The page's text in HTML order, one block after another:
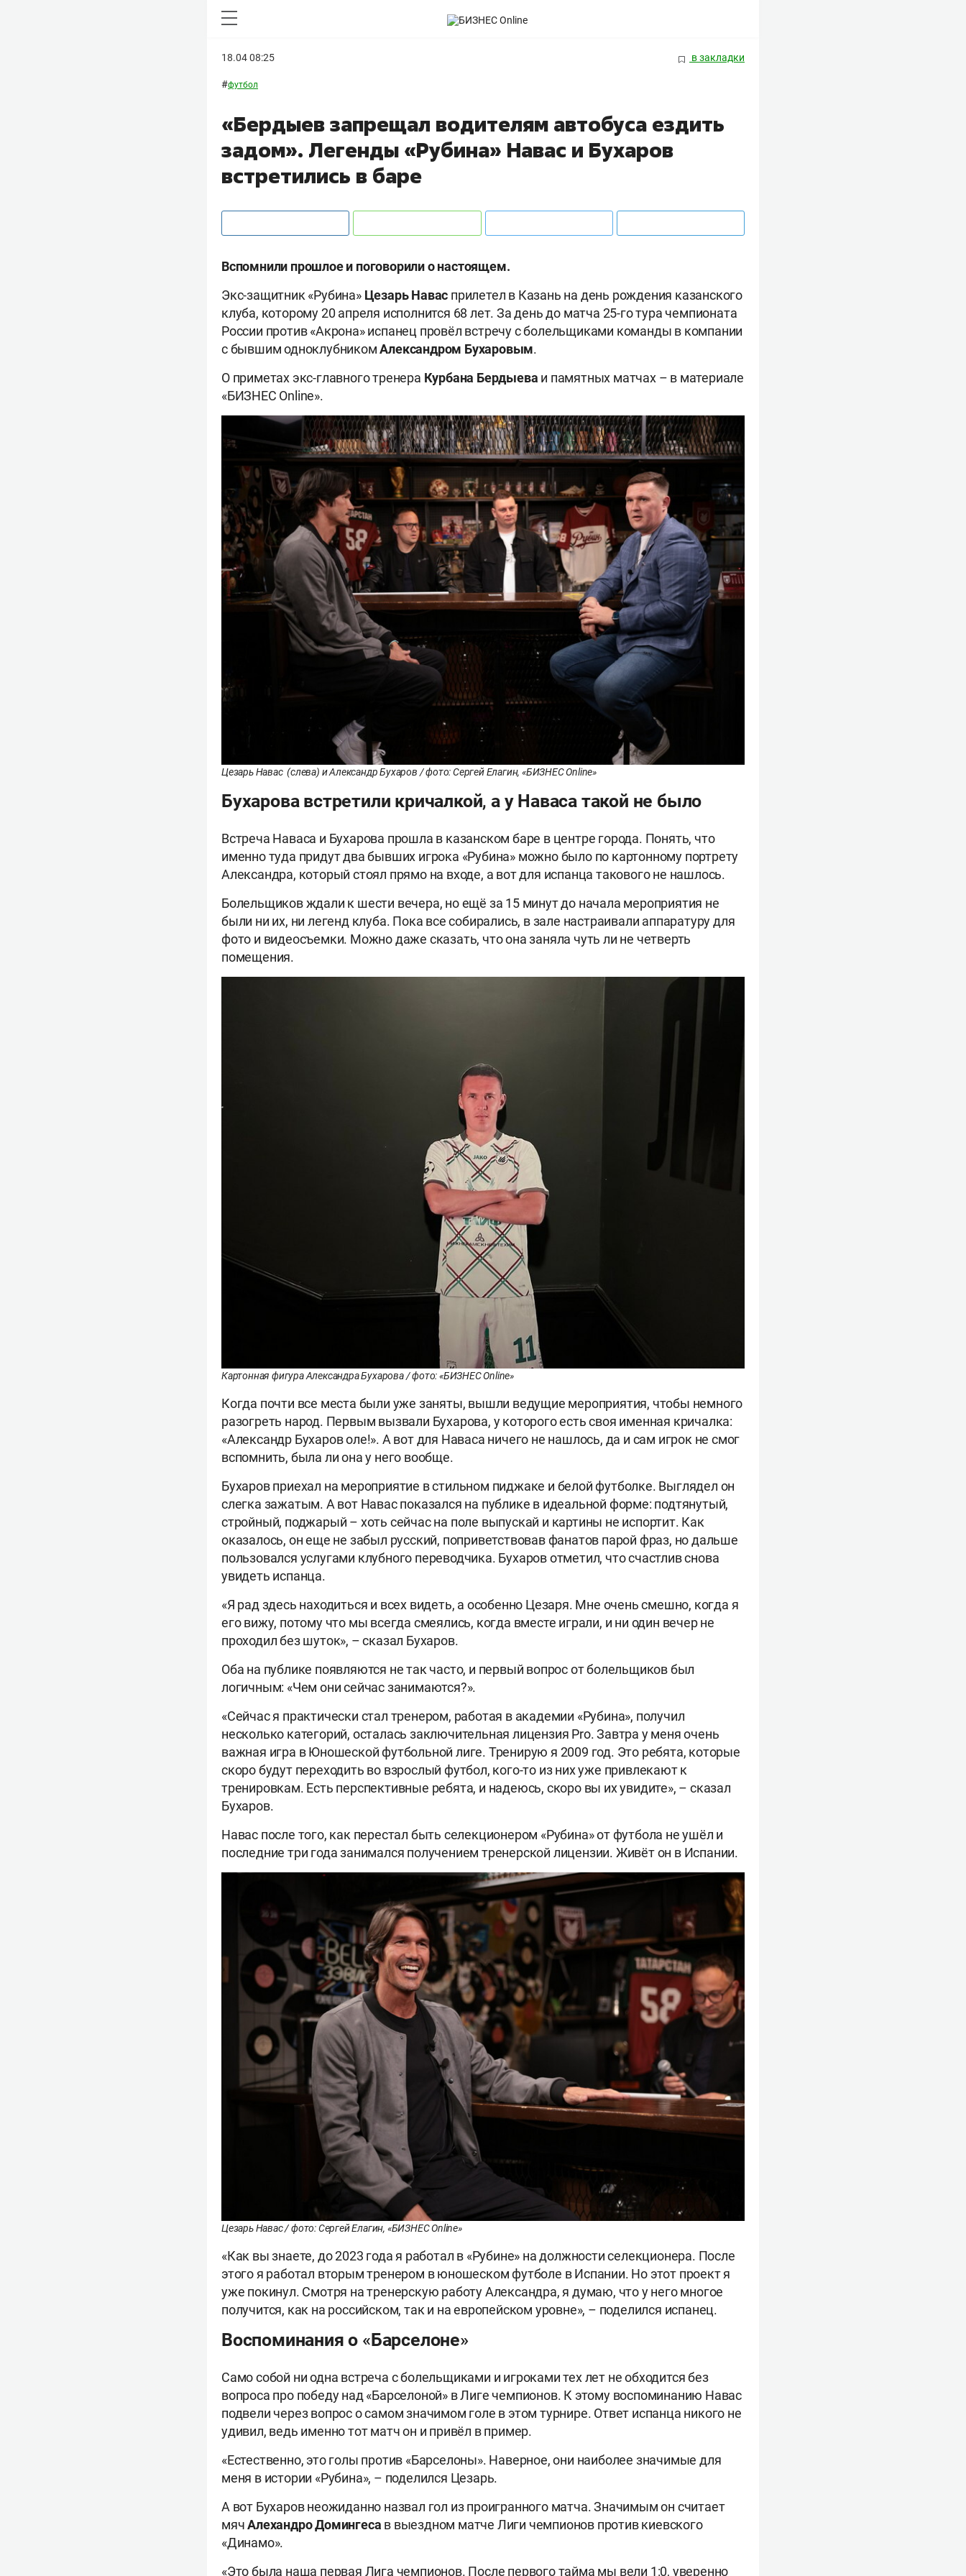
18.04 08:25 в закладки
#футбол
«Бердыев запрещал водителям автобуса ездить
задом». Легенды «Рубина» Навас и Бухаров
встретились в баре
Вспомнили прошлое и поговорили о настоящем.
Экс-защитник «Рубина» Цезарь Навас прилетел в Казань на день рождения казанского
клуба, которому 20 апреля исполнится 68 лет. За день до матча 25-го тура чемпионата
России против «Акрона» испанец провёл встречу с болельщиками команды в компании
с бывшим одноклубникомАлександром Бухаровым.
О приметах экс-главного тренера Курбана Бердыева и памятных матчах – в материале
«БИЗНЕС Online».
Цезарь Навас (слева) и Александр Бухаров / фото: Сергей Елагин, «БИЗНЕС Online»
Бухарова встретили кричалкой, а у Наваса такой не было
Встреча Наваса и Бухарова прошла в казанском баре в центре города. Понять, что
именно туда придут два бывших игрока «Рубина» можно было по картонному портрету
Александра, который стоял прямо на входе, а вот для испанца такового не нашлось.
Болельщиков ждали к шести вечера, но ещё за 15 минут до начала мероприятия не
были ни их, ни легенд клуба. Пока все собирались, в зале настраивали аппаратуру для
фото и видеосъемки. Можно даже сказать, что она заняла чуть ли не четверть
помещения.
Картонная фигура Александра Бухарова / фото: «БИЗНЕС Online»
Когда почти все места были уже заняты, вышли ведущие мероприятия, чтобы немного
разогреть народ. Первым вызвали Бухарова, у которого есть своя именная кричалка:
«Александр Бухаров оле!». А вот для Наваса ничего не нашлось, да и сам игрок не смог
вспомнить, была ли она у него вообще.
Бухаров приехал на мероприятие в стильном пиджаке и белой футболке. Выглядел он
слегка зажатым. А вот Навас показался на публике в идеальной форме: подтянутый,
стройный, поджарый – хоть сейчас на поле выпускай и картины не испортит. Как
оказалось, он еще не забыл русский, поприветствовав фанатов парой фраз, но дальше
пользовался услугами клубного переводчика. Бухаров отметил, что счастлив снова
увидеть испанца.
«Я рад здесь находиться и всех видеть, а особенно Цезаря. Мне очень смешно, когда я
его вижу, потому что мы всегда смеялись, когда вместе играли, и ни один вечер не
проходил без шуток», – сказал Бухаров.
Оба на публике появляются не так часто, и первый вопрос от болельщиков был
логичным: «Чем они сейчас занимаются?».
«Сейчас я практически стал тренером, работая в академии «Рубина», получил
несколько категорий, осталась заключительная лицензия Pro. Завтра у меня очень
важная игра в Юношеской футбольной лиге. Тренирую я 2009 год. Это ребята, которые
скоро будут переходить во взрослый футбол, кого-то из них уже привлекают к
тренировкам. Есть перспективные ребята, и надеюсь, скоро вы их увидите», – сказал
Бухаров.
Навас после того, как перестал быть селекционером «Рубина» от футбола не ушёл и
последние три года занимался получением тренерской лицензии. Живёт он в Испании.
Цезарь Навас / фото: Сергей Елагин, «БИЗНЕС Online»
«Как вы знаете, до 2023 года я работал в «Рубине» на должности селекционера. После
этого я работал вторым тренером в юношеском футболе в Испании. Но этот проект я
уже покинул. Смотря на тренерскую работу Александра, я думаю, что у него многое
получится, как на российском, так и на европейском уровне», – поделился испанец.
Воспоминания о «Барселоне»
Само собой ни одна встреча с болельщиками и игроками тех лет не обходится без
вопроса про победу над «Барселоной» в Лиге чемпионов. К этому воспоминанию Навас
подвели через вопрос о самом значимом голе в этом турнире. Ответ испанца никого не
удивил, ведь именно тот матч он и привёл в пример.
«Естественно, это голы против «Барселоны». Наверное, они наиболее значимые для
меня в истории «Рубина», – поделился Цезарь.
А вот Бухаров неожиданно назвал гол из проигранного матча. Значимым он считает
мячАлехандро Домингеса в выездном матче Лиги чемпионов против киевского
«Динамо».
«Это была наша первая Лига чемпионов. После первого тайма мы вели 1:0, уверенно